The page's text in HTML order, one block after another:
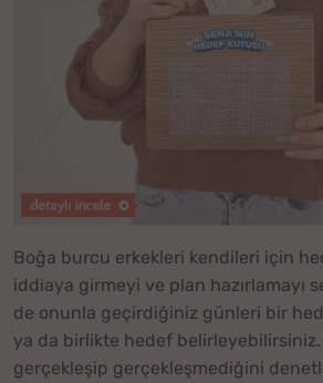
Boğa burcu erkekleri kendileri için
iddiaya girmeyi ve plan hazırlamayı
de onunla geçirdiğiniz günleri bir
ya da birlikte hedef
gerçekleşip gerçekleşmediğini